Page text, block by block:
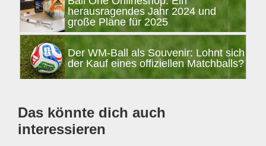
herausragendes Jahr 2024 und
große Pläne für 2025
Der WM-Ball als Souvenir: Lohnt sich
der Kauf eines offiziellen Matchballs?
Das könnte dich auch
interessieren